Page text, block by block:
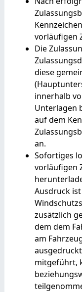
vorläufigen
Die
diese
innerhalb
Unterlagen
auf dem
an.
Sofortiges
vorläufigen
Ausdruck
zusätzlich
dem dem
am
mitgeführt,